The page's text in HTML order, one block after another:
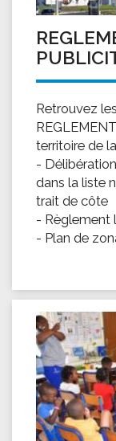
Retrouvez
territoire de
-
dans la liste
trait de côte
- Règlement
- Plan de